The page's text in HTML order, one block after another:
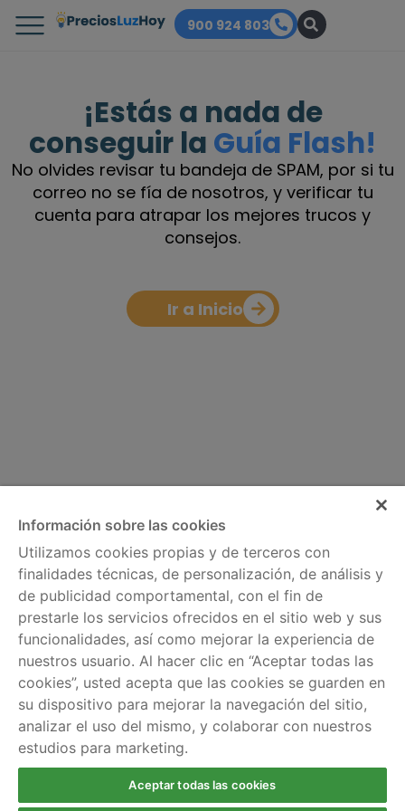
900 924 803
¡Estás a nada de
conseguir la Guía Flash!
No olvides revisar tu bandeja de SPAM, por si tu
correo no se fía de nosotros, y verificar tu
cuenta para atrapar los mejores trucos y
consejos.
Ir a Inicio
Información legal
Política de cookies
Aviso legal
Política de privacidad
Servicios
Comparador de tarifas
Información por
regiones
Ayuda
Llámanos gratis al 900
924 803
Información sobre las cookies
Utilizamos cookies propias y de terceros con
finalidades técnicas, de personalización, de análisis y
de publicidad comportamental, con el fin de
prestarle los servicios ofrecidos en el sitio web y sus
funcionalidades, así como mejorar la experiencia de
nuestros usuario. Al hacer clic en “Aceptar todas las
cookies”, usted acepta que las cookies se guarden en
su dispositivo para mejorar la navegación del sitio,
analizar el uso del mismo, y colaborar con nuestros
estudios para marketing.
Aceptar todas las cookies